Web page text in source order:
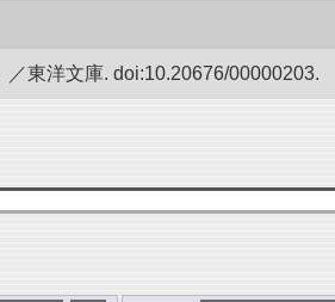
東洋文庫. doi:10.20676/00000203.